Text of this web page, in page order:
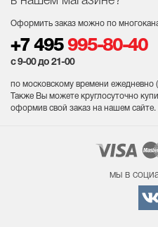
Оформить заказ можно по
+7 495 995-80-40
с 9-00 до 21-00
по московскому времени ежедневно
Также Вы можете круглосуточно
оформив свой заказ на нашем сайте.
мы в